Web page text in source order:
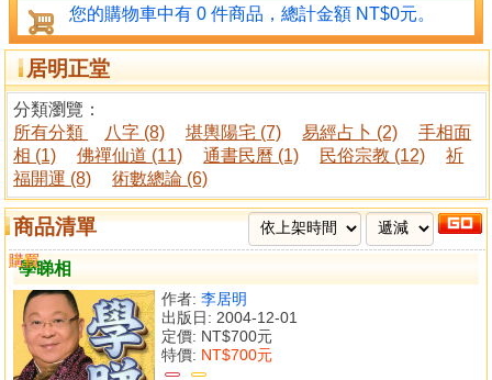
您的購物車中有 0 件商品，總計金額 NT$0元。
居明正堂
分類瀏覽：
所有分類
八字 (8) 堪輿陽宅 (7) 易經占卜 (2)
手相面
相 (1)
佛禪仙道 (11) 通書民曆 (1) 民俗宗教 (12)
祈
福開運 (8)
術數總論 (6)
商品清單
學睇相
作者: 李居明
出版日: 2004-12-01
定價: NT$700元
特價: NT$700元
購買
比較